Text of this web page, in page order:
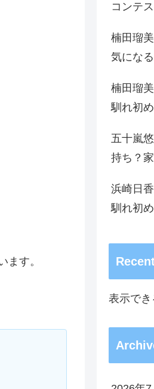
ます。
コンテ
楠田瑠
気にな
楠田瑠
馴れ初
五十嵐
持ち？
浜崎日
馴れ初
表示でき